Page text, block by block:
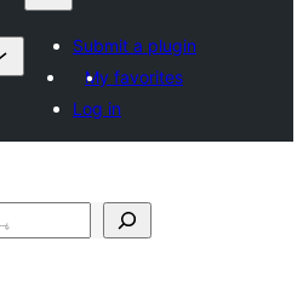
Submit a plugin
My favorites
Log in